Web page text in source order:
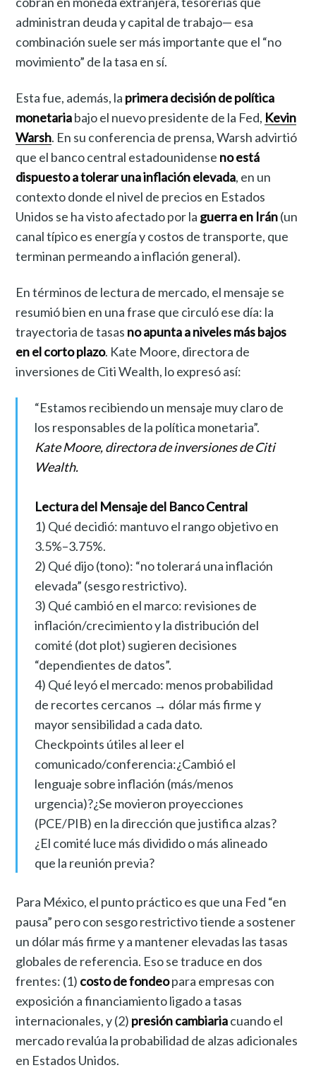
administran deuda y capital de trabajo— esa
combinación suele ser más importante que el “no
movimiento” de la tasa en sí.
Esta fue, además, la primera decisión de política
monetariabajo el nuevo presidente de la Fed, Kevin
Warsh. En su conferencia de prensa, Warsh advirtió
que el banco central estadounidense no está
dispuesto a tolerar una inflación elevada, en un
contexto donde el nivel de precios en Estados
Unidos se ha visto afectado por la guerra en Irán(un
canal típico es energía y costos de transporte, que
terminan permeando a inflación general).
En términos de lectura de mercado, el mensaje se
resumió bien en una frase que circuló ese día: la
trayectoria de tasas no apunta a niveles más bajos
en el corto plazo. Kate Moore, directora de
inversiones de Citi Wealth, lo expresó así:
“Estamos recibiendo un mensaje muy claro de
los responsables de la política monetaria”.
Kate Moore, directora de inversiones de Citi
Wealth.
Lectura del Mensaje del Banco Central
1) Qué decidió: mantuvo el rango objetivo en
3.5%–3.75%.
2) Qué dijo (tono): “no tolerará una inflación
elevada” (sesgo restrictivo).
3) Qué cambió en el marco: revisiones de
inflación/crecimiento y la distribución del
comité (dot plot) sugieren decisiones
“dependientes de datos”.
4) Qué leyó el mercado: menos probabilidad
de recortes cercanos → dólar más firme y
mayor sensibilidad a cada dato.
Checkpoints útiles al leer el
comunicado/conferencia:¿Cambió el
lenguaje sobre inflación (más/menos
urgencia)?¿Se movieron proyecciones
(PCE/PIB) en la dirección que justifica alzas?
¿El comité luce más dividido o más alineado
que la reunión previa?
Para México, el punto práctico es que una Fed “en
pausa” pero con sesgo restrictivo tiende a sostener
un dólar más firme y a mantener elevadas las tasas
globales de referencia. Eso se traduce en dos
frentes: (1) costo de fondeopara empresas con
exposición a financiamiento ligado a tasas
internacionales, y (2) presión cambiariacuando el
mercado revalúa la probabilidad de alzas adicionales
en Estados Unidos.